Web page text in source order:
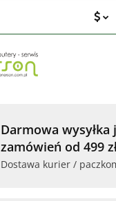
Darmowa wysyłka
zamówień od 499
Dostawa kurier /